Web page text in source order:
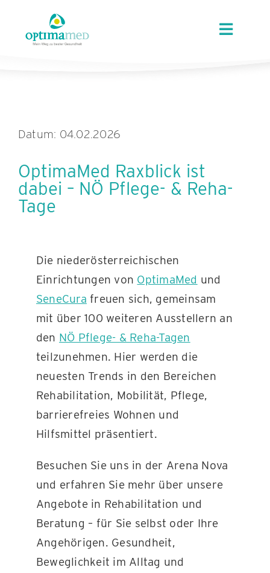
content
Toggle
ANGEBOTE
Datum: 04.02.2026
OptimaMed Raxblick ist
dabei – NÖ Pflege- & Reha-
Tage
Die niederösterreichischen
Einrichtungen von OptimaMed und
SeneCura freuen sich, gemeinsam
mit über 100 weiteren Ausstellern an
den NÖ Pflege- & Reha-Tagen
teilzunehmen. Hier werden die
neuesten Trends in den Bereichen
Rehabilitation, Mobilität, Pflege,
barrierefreies Wohnen und
Hilfsmittel präsentiert.
Besuchen Sie uns in der Arena Nova
und erfahren Sie mehr über unsere
Angebote in Rehabilitation und
Beratung – für Sie selbst oder Ihre
Angehörigen. Gesundheit,
Beweglichkeit im Alltag und